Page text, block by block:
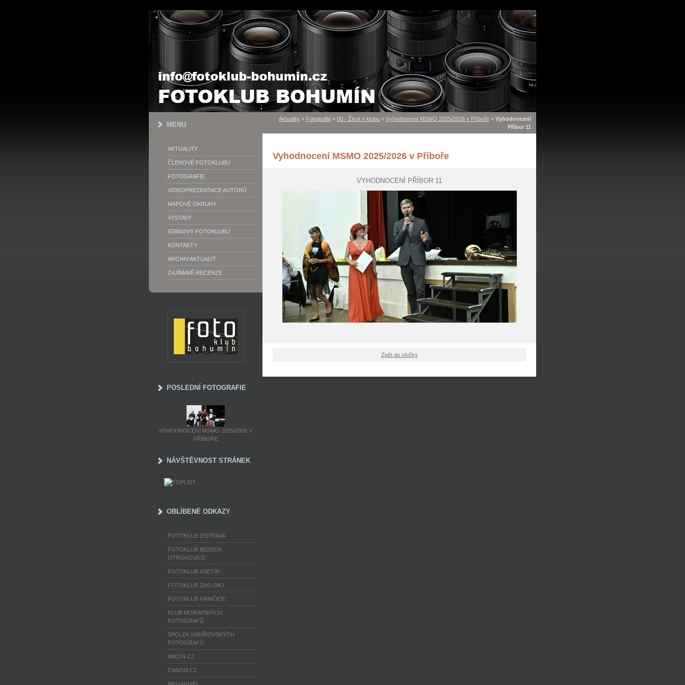
MENU
AKTUALITY
ČLENOVÉ FOTOKLUBU
FOTOGRAFIE
VIDEOPREZENTACE AUTORŮ
MAPOVÉ OKRUHY
VÝSTAVY
STANOVY FOTOKLUBU
KONTAKTY
ARCHIV AKTUALIT
ZAJÍMAVÉ RECENZE
POSLEDNÍ FOTOGRAFIE
VYHODNOCENÍ MSMO 2025/2026 V
PŘÍBOŘE
NÁVŠTĚVNOST STRÁNEK
OBLÍBENÉ ODKAZY
FOTOKLUB OSTRAVA
FOTOKLUB BESEDA
OTROKOVICE
FOTOKLUB VSETÍN
FOTOKLUB ZNOJMO
FOTOKLUB IVANČICE
KLUB MORAVSKÝCH
FOTOGRAFŮ
SPOLEK HAVÍŘOVSKÝCH
FOTOGRAFŮ
NIKON CZ
CANON CZ
Aktuality » Fotografie » 00 - Život v klubu » Vyhodnocení MSMO 2025/2026 v Příboře » Vyhodnocení
Příbor 11
Vyhodnocení MSMO 2025/2026 v Příboře
VYHODNOCENÍ PŘÍBOR 11
Zpět do složky